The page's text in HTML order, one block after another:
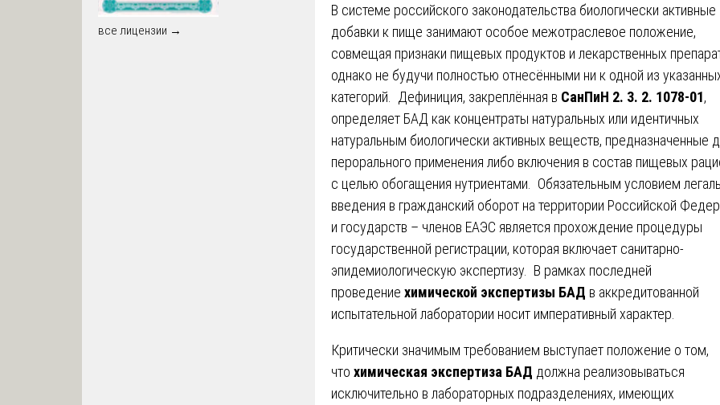
В системе российского законодательства биологически активные
добавки к пище занимают особое межотраслевое положение,
совмещая признаки пищевых продуктов и лекарственных
однако не будучи полностью отнесёнными ни к одной из
категорий. Дефиниция, закреплённая в СанПиН 2. 3. 2. 1078-01,
определяет БАД как концентраты натуральных или идентичных
натуральным биологически активных веществ, предназначенные
перорального применения либо включения в состав пищевых
с целью обогащения нутриентами. Обязательным условием
введения в гражданский оборот на территории Российской
и государств – членов ЕАЭС является прохождение процедуры
государственной регистрации, которая включает санитарно-
эпидемиологическую экспертизу. В рамках последней
проведение химической экспертизы БАД в аккредитованной
испытательной лаборатории носит императивный характер.
Критически значимым требованием выступает положение о том,
что химическая экспертиза БАД должна реализовываться
исключительно в лабораторных подразделениях, имеющих
все лицензии →